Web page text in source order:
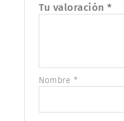
Tu valoración*
Nombre *